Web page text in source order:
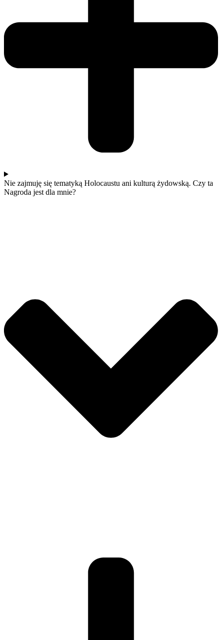
Nie zajmuję się tematyką Holocaustu ani kulturą żydowską. Czy ta
Nagroda jest dla mnie?